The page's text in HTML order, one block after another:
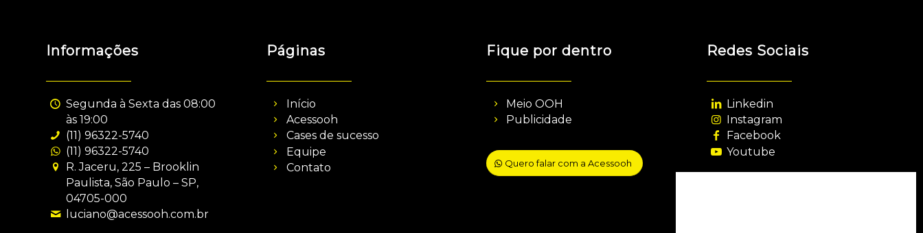
Informações
Segunda à Sexta das 08:00
às 19:00
(11) 96322-5740
(11) 96322-5740
R. Jaceru, 225 – Brooklin
Paulista, São Paulo – SP,
04705-000
luciano@acessooh.com.br
Páginas
Início
Acessooh
Cases de sucesso
Equipe
Contato
Fique por dentro
Meio OOH
Publicidade
Quero falar com a Acessooh
Redes Sociais
Linkedin
Instagram
Facebook
Youtube